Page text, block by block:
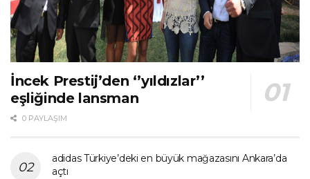
İncek Prestij’den ‘’yıldızlar’’
eşliğinde lansman
0 PAYLAŞIM
adidas Türkiye’deki en büyük mağazasını Ankara’da
açtı